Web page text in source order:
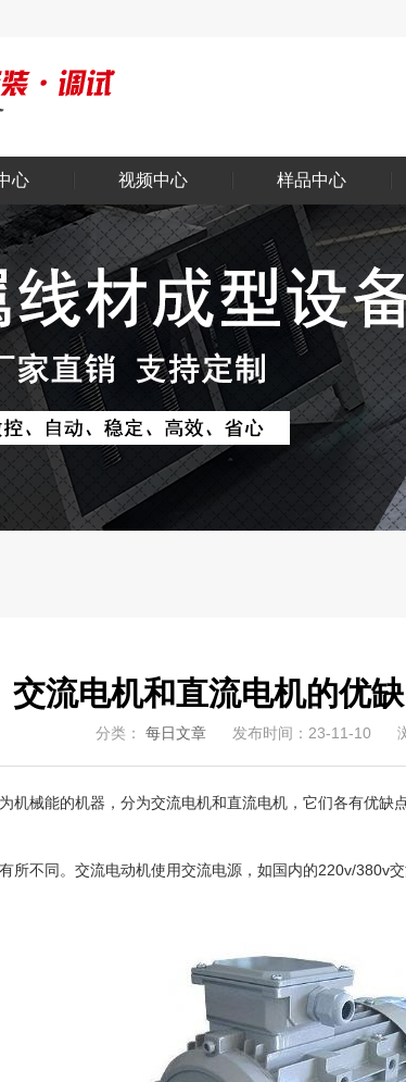
心 视频中心 样品中心
交流电机和直流电机的优
分类： 每日文章 发布时间：23-11-10
机械能的机器，分为交流电机和直流电机，它们各有优
所不同。交流电动机使用交流电源，如国内的220v/380v